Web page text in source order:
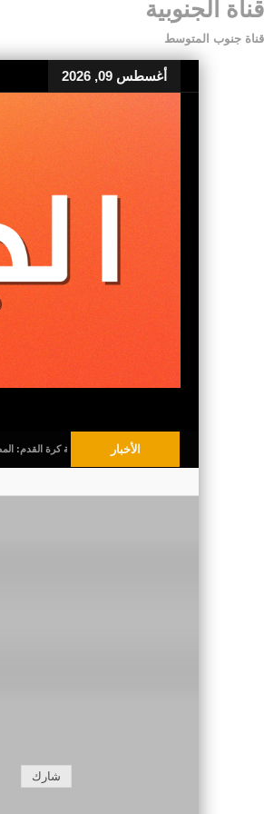
قناة الجنوبية
قناة جنوب المتوسط
أغسطس 09, 2026
الأخبار
الجلسة العامة العادية لجامعة كرة القدم: المصادقة على
شارك